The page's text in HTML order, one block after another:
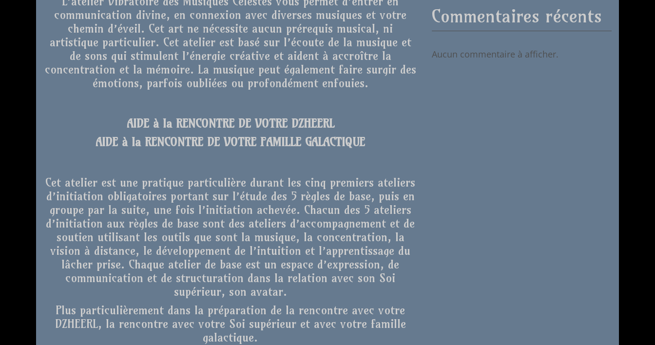
communication divine, en connexion avec diverses musiques et votre
chemin d’éveil. Cet art ne nécessite aucun prérequis musical, ni
artistique particulier. Cet atelier est basé sur l’écoute de la musique et
de sons qui stimulent l’énergie créative et aident à accroître la
concentration et la mémoire. La musique peut également faire surgir des
émotions, parfois oubliées ou profondément enfouies.
AIDE à la RENCONTRE DE VOTRE DZHEERL
AIDE à la RENCONTRE DE VOTRE FAMILLE GALACTIQUE
Cet atelier est une pratique particulière durant les cinq premiers ateliers
d’initiation obligatoires portant sur l’étude des 5 règles de base, puis en
groupe par la suite, une fois l’initiation achevée. Chacun des 5 ateliers
d’initiation aux règles de base sont des ateliers d’accompagnement et de
soutien utilisant les outils que sont la musique, la concentration, la
vision à distance, le développement de l’intuition et l’apprentissage du
lâcher prise. Chaque atelier de base est un espace d’expression, de
communication et de structuration dans la relation avec son Soi
supérieur, son avatar.
Plus particulièrement dans la préparation de la rencontre avec votre
DZHEERL, la rencontre avec votre Soi supérieur et avec votre famille
galactique.
Commentaires récents
Aucun commentaire à afficher.